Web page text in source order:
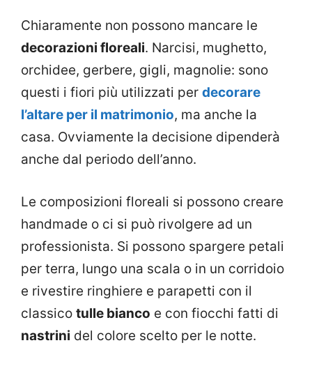
Chiaramente non possono mancare le
decorazioni floreali. Narcisi, mughetto,
orchidee, gerbere, gigli, magnolie: sono
questi i fiori più utilizzati per decorare
l’altare per il matrimonio, ma anche la
casa. Ovviamente la decisione dipenderà
anche dal periodo dell’anno.
Le composizioni floreali si possono creare
handmade o ci si può rivolgere ad un
professionista. Si possono spargere petali
per terra, lungo una scala o in un corridoio
e rivestire ringhiere e parapetti con il
classico tulle bianco e con fiocchi fatti di
nastrini del colore scelto per le notte.